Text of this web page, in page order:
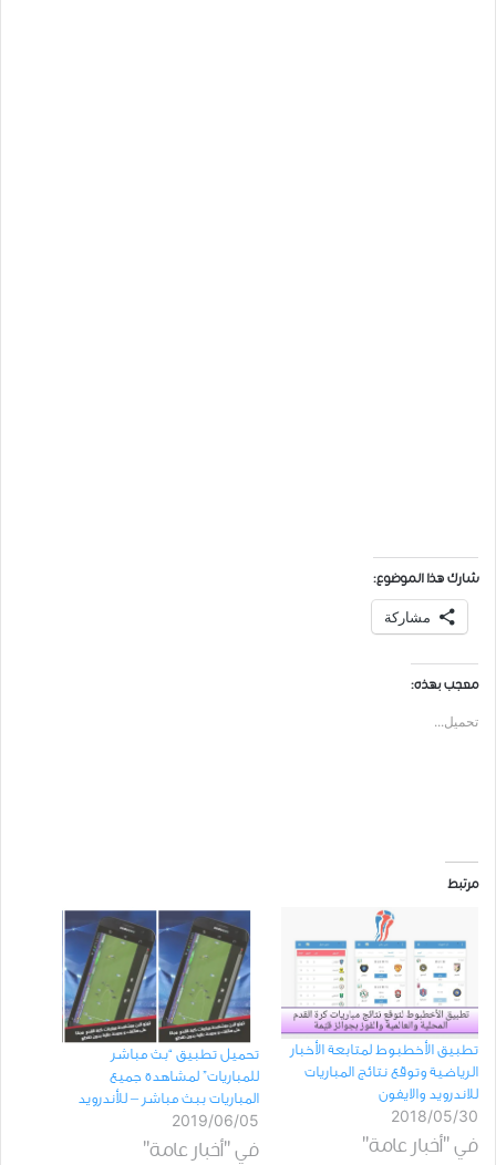
شارك هذا الموضوع:
مشاركة
معجب بهذه:
تحميل...
مرتبط
تطبيق الأخطبوط لمتابعة الأخبار
الرياضية وتوقع نتائج المباريات
للاندرويد والايفون
2018/05/30
في "أخبار عامة"
تحميل تطبيق “بث مباشر
للمباريات” لمشاهدة جميع
المباريات ببث مباشر – للأندرويد
2019/06/05
في "أخبار عامة"